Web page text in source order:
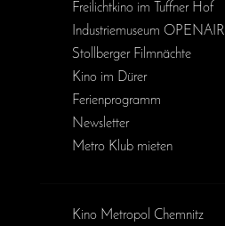
Freilichtkino im Tuffner Hof
Industriemuseum OPENAIR
Stollberger Filmnächte
Kino im Dürer
Ferienprogramm
Newsletter
Metro Klub mieten
Kino Metropol Chemnitz